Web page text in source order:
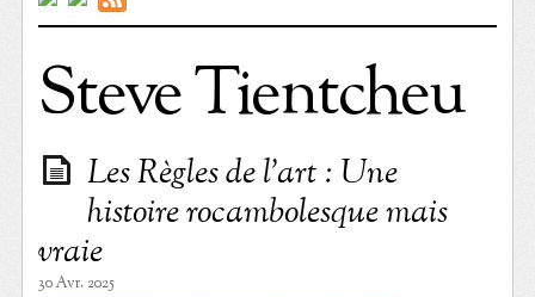
Steve Tientcheu
Les Règles de l’art : Une
histoire rocambolesque mais
vraie
30 Avr. 2025